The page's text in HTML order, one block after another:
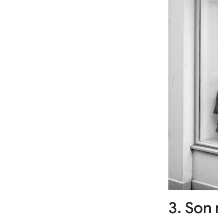
3. Son